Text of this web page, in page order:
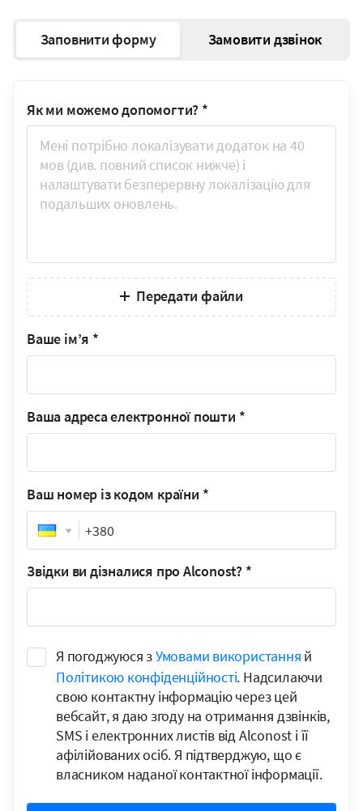
Заповнити форму Замовити дзвінок
Як ми можемо допомогти? *
Передати файли
Ваше ім’я *
Ваша адреса електронної пошти *
Ваш номер із кодом країни *
Phone
Звідки ви дізналися про Alconost? *
Я погоджуюся зУмовами використання й
Політикою конфіденційності. Надсилаючи
свою контактну інформацію через цей
вебсайт, я даю згоду на отримання дзвінків,
SMS і електронних листів від Alconost і її
афілійованих осіб. Я підтверджую, що є
власником наданої контактної інформації.